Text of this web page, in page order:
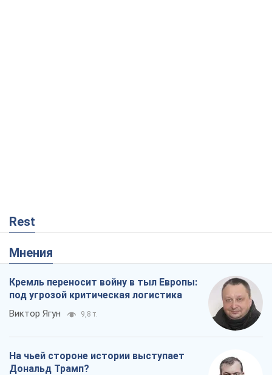
Rest
Мнения
Кремль переносит войну в тыл Европы:
под угрозой критическая логистика
Виктор Ягун 9,8 т.
На чьей стороне истории выступает
Дональд Трамп?